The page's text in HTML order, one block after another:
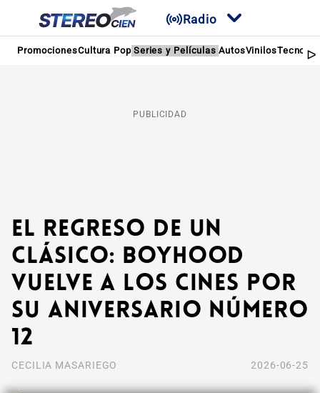
Radio
PromocionesCultura Pop Series y Películas AutosVinilos
PUBLICIDAD
El regreso de un
clásico: Boyhood
vuelve a los cines por
su aniversario número
12
CECILIA MASARIEGO 2026-06-25